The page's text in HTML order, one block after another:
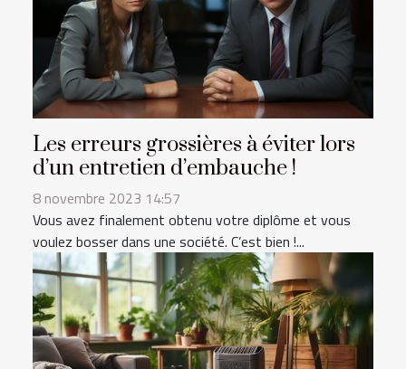
Les erreurs grossières à éviter lors
d’un entretien d’embauche !
8 novembre 2023 14:57
Vous avez finalement obtenu votre diplôme et vous
voulez bosser dans une société. C’est bien !...